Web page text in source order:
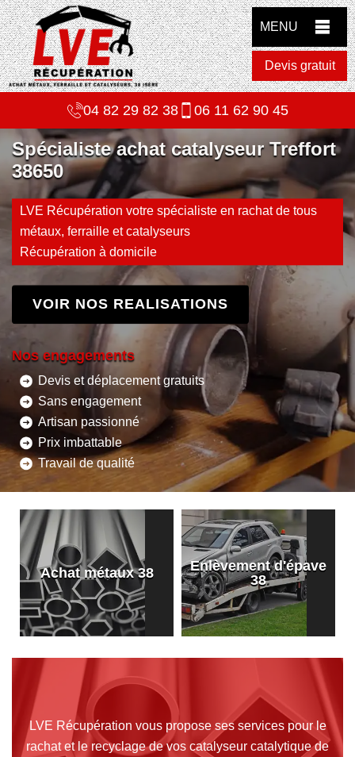
MENU
Devis gratuit
04 82 29 82 38 06 11 62 90 45
Spécialiste achat catalyseur Treffort
38650
LVE Récupération votre spécialiste en rachat de tous
métaux, ferraille et catalyseurs
Récupération à domicile
VOIR NOS REALISATIONS
Nos engagements
Devis et déplacement gratuits
Sans engagement
Artisan passionné
Prix imbattable
Travail de qualité
Achat métaux 38
Enlèvement d'épave
38
LVE Récupération vous propose ses services pour le
rachat et le recyclage de vos catalyseur catalytique de